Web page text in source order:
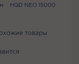
HQD NEO 15000
товары